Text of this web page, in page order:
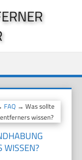
FAQ → Was sollte
wissen?
WISSEN?